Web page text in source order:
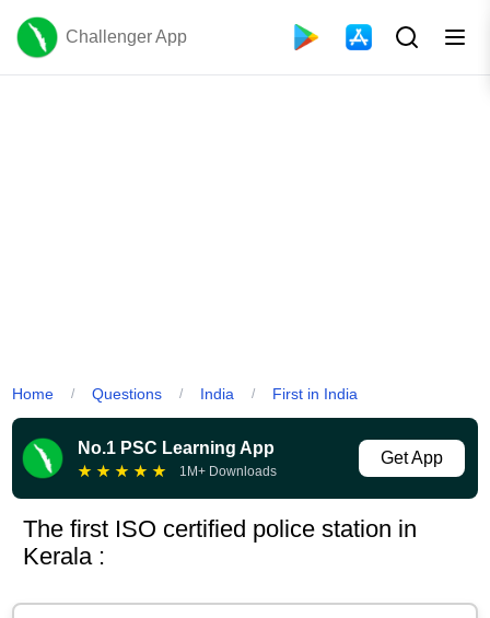
Challenger App
Home / Questions / India / First in India
No.1 PSC Learning App
★ ★ ★ ★ ★ 1M+ Downloads
Get App
The first ISO certified police station in
Kerala :